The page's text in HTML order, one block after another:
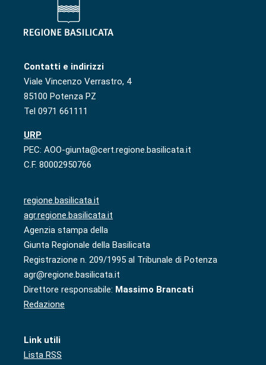
Contatti e indirizzi
Viale Vincenzo Verrastro, 4
85100 Potenza PZ
Tel 0971 661111
URP
PEC: AOO-giunta@cert.regione.basilicata.it
C.F. 80002950766
regione.basilicata.it
agr.regione.basilicata.it
Agenzia stampa della
Giunta Regionale della Basilicata
Registrazione n. 209/1995 al Tribunale di Potenza
agr@regione.basilicata.it
Direttore responsabile: Massimo Brancati
Redazione
Link utili
Lista RSS